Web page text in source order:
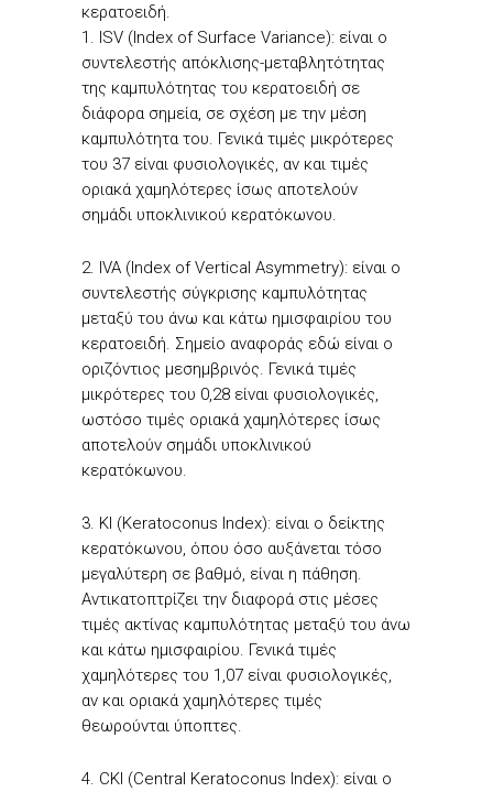
κερατοειδή.
1. ISV (Index of Surface Variance): είναι ο
συντελεστής απόκλισης-μεταβλητότητας
της καμπυλότητας του κερατοειδή σε
διάφορα σημεία, σε σχέση με την μέση
καμπυλότητα του. Γενικά τιμές μικρότερες
του 37 είναι φυσιολογικές, αν και τιμές
οριακά χαμηλότερες ίσως αποτελούν
σημάδι υποκλινικού κερατόκωνου.
2. IVA (Index of Vertical Asymmetry): είναι ο
συντελεστής σύγκρισης καμπυλότητας
μεταξύ του άνω και κάτω ημισφαιρίου του
κερατοειδή. Σημείο αναφοράς εδώ είναι ο
οριζόντιος μεσημβρινός. Γενικά τιμές
μικρότερες του 0,28 είναι φυσιολογικές,
ωστόσο τιμές οριακά χαμηλότερες ίσως
αποτελούν σημάδι υποκλινικού
κερατόκωνου.
3. KI (Keratoconus Index): είναι ο δείκτης
κερατόκωνου, όπου όσο αυξάνεται τόσο
μεγαλύτερη σε βαθμό, είναι η πάθηση.
Αντικατοπτρίζει την διαφορά στις μέσες
τιμές ακτίνας καμπυλότητας μεταξύ του άνω
και κάτω ημισφαιρίου. Γενικά τιμές
χαμηλότερες του 1,07 είναι φυσιολογικές,
αν και οριακά χαμηλότερες τιμές
θεωρούνται ύποπτες.
4. CKI (Central Keratoconus Index): είναι ο